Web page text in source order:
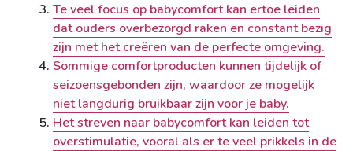
Te veel focus op babycomfort kan ertoe leiden
dat ouders overbezorgd raken en constant bezig
zijn met het creëren van de perfecte omgeving.
Sommige comfortproducten kunnen tijdelijk of
seizoensgebonden zijn, waardoor ze mogelijk
niet langdurig bruikbaar zijn voor je baby.
Het streven naar babycomfort kan leiden tot
overstimulatie, vooral als er te veel prikkels in de